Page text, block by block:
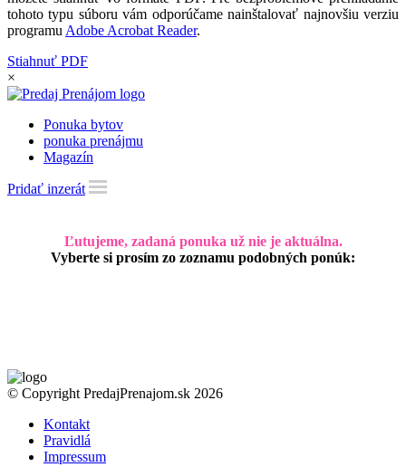
tohoto typu súboru vám odporúčame nainštalovať najnovšiu verziu
programu Adobe Acrobat Reader.
Stiahnuť PDF
×
Ponuka bytov
ponuka prenájmu
Magazín
Pridať inzerát
Ľutujeme, zadaná ponuka už nie je aktuálna.
Vyberte si prosím zo zoznamu podobných ponúk:
© Copyright PredajPrenajom.sk 2026
Kontakt
Pravidlá
Impressum